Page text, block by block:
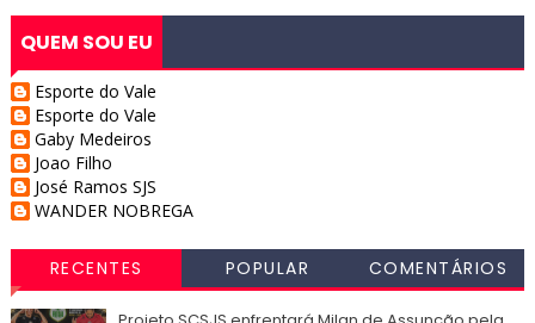
QUEM SOU EU
Esporte do Vale
Esporte do Vale
Gaby Medeiros
Joao Filho
José Ramos SJS
WANDER NOBREGA
RECENTES POPULAR COMENTÁRIOS